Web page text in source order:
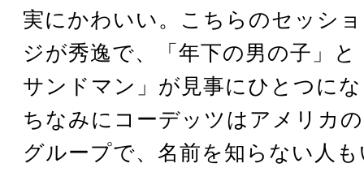
実にかわいい。こちらのセッシ
ジが秀逸で、「年下の男の子」
サンドマン」が見事にひとつに
ちなみにコーデッツはアメリカ
グループで、名前を知らない人